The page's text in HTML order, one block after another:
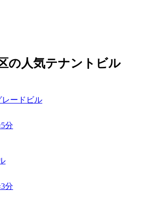
の人気テナントビル
ードビル
5分
3分